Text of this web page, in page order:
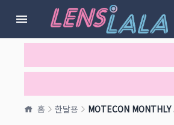
홈 한달용 MOTECON